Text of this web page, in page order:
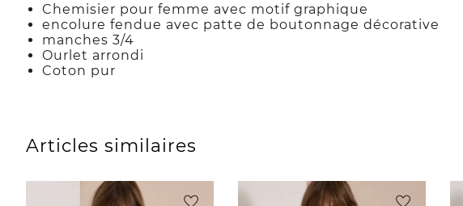
Chemisier pour femme avec motif graphique
encolure fendue avec patte de boutonnage décorative
manches 3/4
Ourlet arrondi
Coton pur
Articles similaires